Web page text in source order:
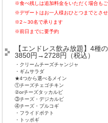
※食べ残しは追加料金をいただく場合も
※デザートはお一人様おひとつまでとさ
※2～30名で承ります
※前日までに要予約
【エンドレス飲み放題】4種
3850円→2728円（税込）
・クリームチーズチャンジャ
・ギムサラダ
★4つから選べるメイン
①チーズチェゴチキン
②orチーズタッカルビ
③チーズ・デジカルビ
④チーズ・プルコギ
・フライドポテト
・トッポギ